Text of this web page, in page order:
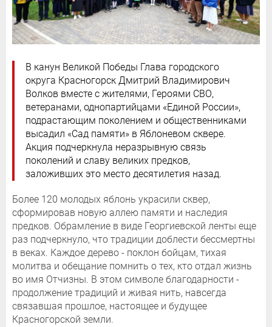
В канун Великой Победы Глава городского
округа Красногорск Дмитрий Владимирович
Волков вместе с жителями, Героями СВО,
ветеранами, однопартийцами «Единой России»,
подрастающим поколением и общественниками
высадил «Сад памяти» в Яблоневом сквере.
Акция подчеркнула неразрывную связь
поколений и славу великих предков,
заложивших это место десятилетия назад.
Более 120 молодых яблонь украсили сквер,
сформировав новую аллею памяти и наследия
предков. Обрамление в виде Георгиевской ленты еще
раз подчеркнуло, что традиции доблести бессмертны
в веках. Каждое дерево - поклон бойцам, тихая
молитва и обещание помнить о тех, кто отдал жизнь
во имя Отчизны. В этом символе благодарности -
продолжение традиций и живая нить, навсегда
связавшая прошлое, настоящее и будущее
Красногорской земли.